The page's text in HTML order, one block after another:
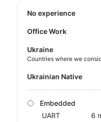
No experience
Office Work
Ukraine
Countries where we
Ukrainian Native
Embedded
UART
6